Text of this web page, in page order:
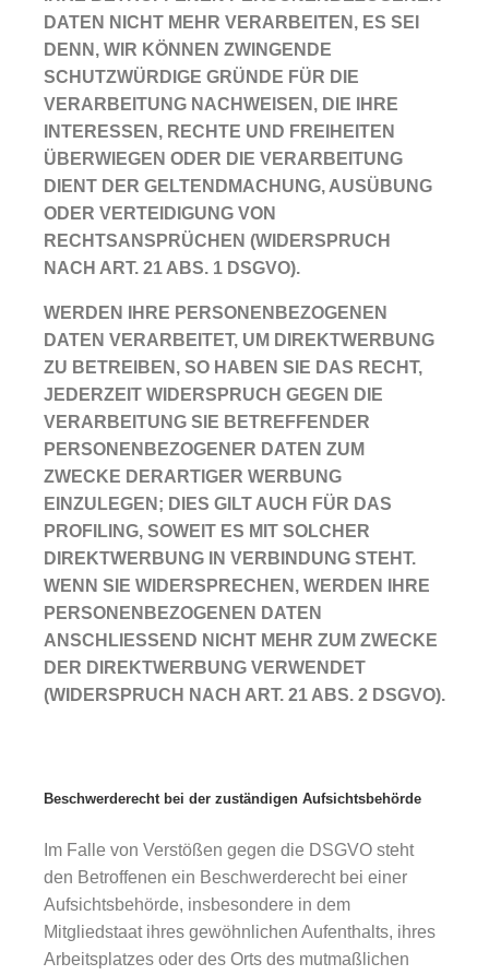
DATEN NICHT MEHR VERARBEITEN, ES SEI
DENN, WIR KÖNNEN ZWINGENDE
SCHUTZWÜRDIGE GRÜNDE FÜR DIE
VERARBEITUNG NACHWEISEN, DIE IHRE
INTERESSEN, RECHTE UND FREIHEITEN
ÜBERWIEGEN ODER DIE VERARBEITUNG
DIENT DER GELTENDMACHUNG, AUSÜBUNG
ODER VERTEIDIGUNG VON
RECHTSANSPRÜCHEN (WIDERSPRUCH
NACH ART. 21 ABS. 1 DSGVO).
WERDEN IHRE PERSONENBEZOGENEN
DATEN VERARBEITET, UM DIREKTWERBUNG
ZU BETREIBEN, SO HABEN SIE DAS RECHT,
JEDERZEIT WIDERSPRUCH GEGEN DIE
VERARBEITUNG SIE BETREFFENDER
PERSONENBEZOGENER DATEN ZUM
ZWECKE DERARTIGER WERBUNG
EINZULEGEN; DIES GILT AUCH FÜR DAS
PROFILING, SOWEIT ES MIT SOLCHER
DIREKTWERBUNG IN VERBINDUNG STEHT.
WENN SIE WIDERSPRECHEN, WERDEN IHRE
PERSONENBEZOGENEN DATEN
ANSCHLIESSEND NICHT MEHR ZUM ZWECKE
DER DIREKTWERBUNG VERWENDET
(WIDERSPRUCH NACH ART. 21 ABS. 2 DSGVO).
Beschwerderecht bei der zuständigen Aufsichtsbehörde
Im Falle von Verstößen gegen die DSGVO steht
den Betroffenen ein Beschwerderecht bei einer
Aufsichtsbehörde, insbesondere in dem
Mitgliedstaat ihres gewöhnlichen Aufenthalts, ihres
Arbeitsplatzes oder des Orts des mutmaßlichen